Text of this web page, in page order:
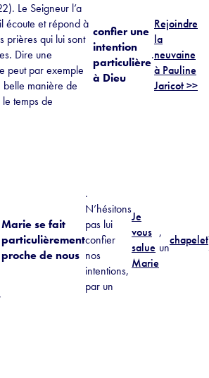
Le Seigneur l’a
écoute et répond à
prières qui lui sont
Dire une
peut par exemple
belle manière de
temps de
confier une
intention
particulière
à Dieu
.
Rejoindre
la
neuvaine
à Pauline
Jaricot >>
Marie se fait
particulièrement
proche de nous
.
N’hésitons
pas lui
confier
nos
intentions,
par un
Je
vous
salue
Marie
,
un
chapelet